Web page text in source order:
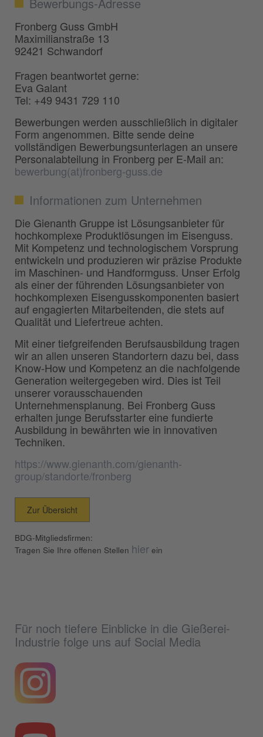
Fronberg Guss GmbH
Maximilianstraße 13
92421 Schwandorf
Fragen beantwortet gerne:
Eva Galant
Tel: +49 9431 729 110
Bewerbungen werden ausschließlich in digitaler
Form angenommen. Bitte sende deine
vollständigen Bewerbungsunterlagen an unsere
Personalabteilung in Fronberg per E-Mail an:
bewerbung(at)fronberg-guss.de
Informationen zum Unternehmen
Die Gienanth Gruppe ist Lösungsanbieter für
hochkomplexe Produktlösungen im Eisenguss.
Mit Kompetenz und technologischem Vorsprung
entwickeln und produzieren wir präzise Produkte
im Maschinen- und Handformguss. Unser Erfolg
als einer der führenden Lösungsanbieter von
hochkomplexen Eisengusskomponenten basiert
auf engagierten Mitarbeitenden, die stets auf
Qualität und Liefertreue achten.
Mit einer tiefgreifenden Berufsausbildung tragen
wir an allen unseren Standortern dazu bei, dass
Know-How und Kompetenz an die nachfolgende
Generation weitergegeben wird. Dies ist Teil
unserer vorausschauenden
Unternehmensplanung. Bei Fronberg Guss
erhalten junge Berufsstarter eine fundierte
Ausbildung in bewährten wie in innovativen
Techniken.
https://www.gienanth.com/gienanth-
group/standorte/fronberg
Zur Übersicht
BDG-Mitgliedsfirmen:
Tragen Sie Ihre offenen Stellen hier ein
Für noch tiefere Einblicke in die Gießerei-
Industrie folge uns auf Social Media